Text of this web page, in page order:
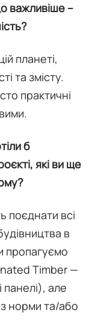
важливіше –
планеті,
та змісту.
практичні
б
які ви ще
поєднати всі
в
пропагуємо
Timber —
панелі), але
норми та/або